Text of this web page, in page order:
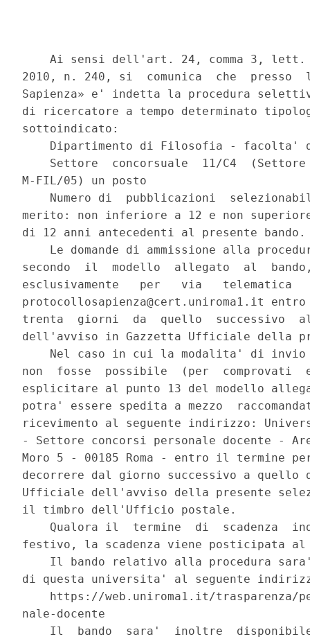
Ai sensi dell'art. 24, comma 3,
2010, n. 240, si  comunica  che  presso
Sapienza» e' indetta la procedura
di ricercatore a tempo determinato
sottoindicato:
Dipartimento di Filosofia - facolta'
Settore  concorsuale  11/C4
M-FIL/05) un posto
Numero di  pubblicazioni
merito: non inferiore a 12 e non
di 12 anni antecedenti al presente
Le domande di ammissione alla
secondo  il  modello  allegato  al
esclusivamente   per   via
protocollosapienza@cert.uniroma1.it
trenta  giorni  da  quello  successivo
dell'avviso in Gazzetta Ufficiale della
Nel caso in cui la modalita' di
non  fosse  possibile  (per  comprovati
esplicitare al punto 13 del modello
potra' essere spedita a mezzo
ricevimento al seguente indirizzo:
- Settore concorsi personale docente -
Moro 5 - 00185 Roma - entro il termine
decorrere dal giorno successivo a quello
Ufficiale dell'avviso della presente
il timbro dell'Ufficio postale.
Qualora il  termine  di  scadenza
festivo, la scadenza viene posticipata
Il bando relativo alla procedura
di questa universita' al seguente
https://web.uniroma1.it/trasparenza/
nale-docente
Il  bando  sara'  inoltre